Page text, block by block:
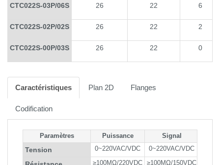
CTC022S-03P/06S 26 22 6
CTC022S-02P/02S 26 22 2
CTC022S-00P/03S 26 22 0
Caractéristiques Plan 2D Flanges
Codification
Paramètres Puissance Signal
Tension 0~220VAC/VDC 0~220VAC/VDC
≥100MΩ/220VDC ≥100MΩ/150VDC